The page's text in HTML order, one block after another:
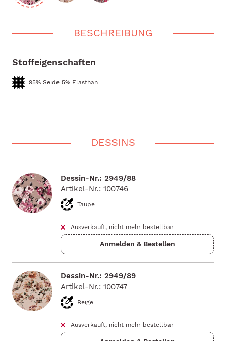
BESCHREIBUNG
Stoffeigenschaften
95% Seide 5% Elasthan
DESSINS
Dessin-Nr.: 2949/88
Artikel-Nr.: 100746
Taupe
Ausverkauft, nicht mehr bestellbar
Dessin-Nr.: 2949/89
Artikel-Nr.: 100747
Beige
Ausverkauft, nicht mehr bestellbar